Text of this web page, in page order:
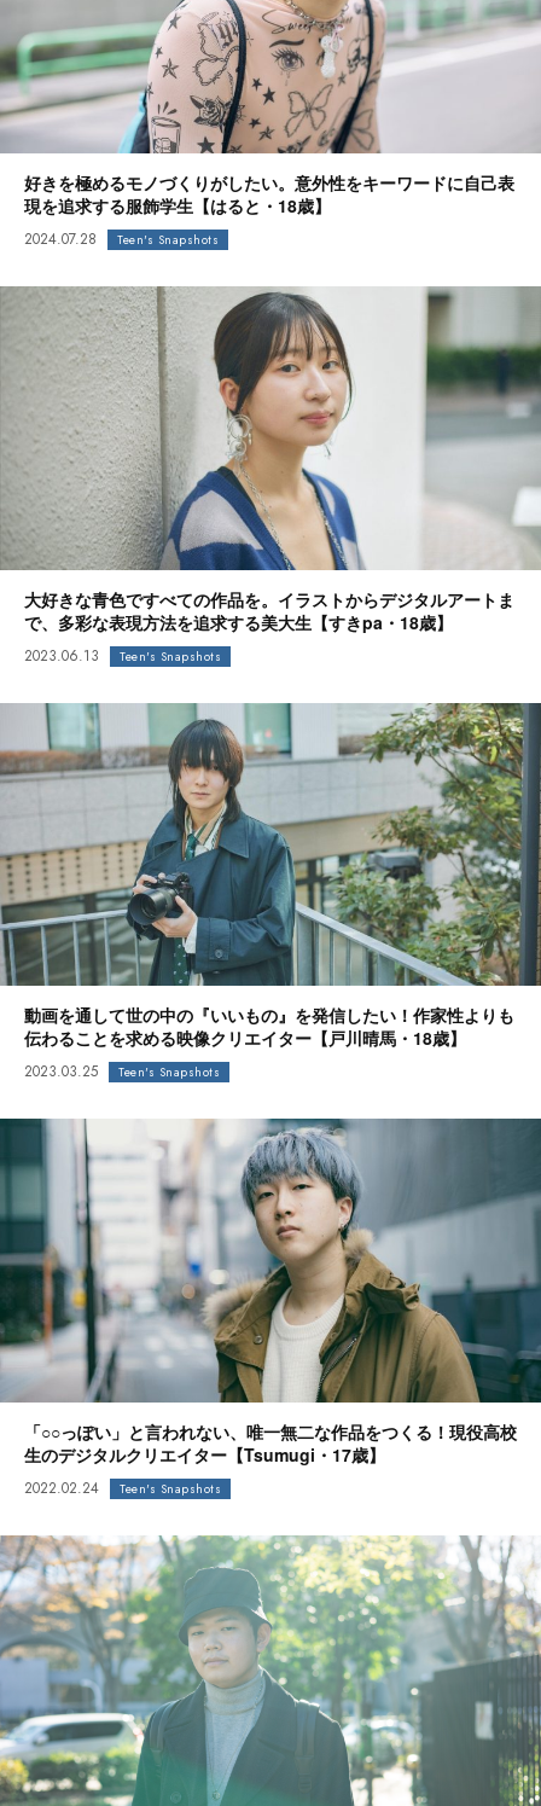
好きを極めるモノづくりがしたい。意外性をキーワードに自己表
現を追求する服飾学生【はると・18歳】
2024.07.28 Teen's Snapshots
大好きな青色ですべての作品を。イラストからデジタルアートま
で、多彩な表現方法を追求する美大生【すきpa・18歳】
2023.06.13 Teen's Snapshots
動画を通して世の中の『いいもの』を発信したい！作家性よりも
伝わることを求める映像クリエイター【戸川晴馬・18歳】
2023.03.25 Teen's Snapshots
「○○っぽい」と言われない、唯一無二な作品をつくる！現役高校
生のデジタルクリエイター【Tsumugi・17歳】
2022.02.24 Teen's Snapshots